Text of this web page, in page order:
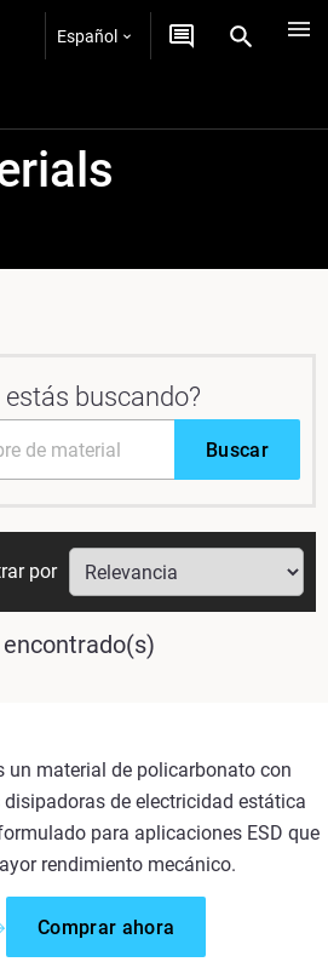
Español
buscando?
Buscar
por
un material de policarbonato con
disipadoras de electricidad estática
para aplicaciones ESD que
rendimiento mecánico.
Comprar ahora